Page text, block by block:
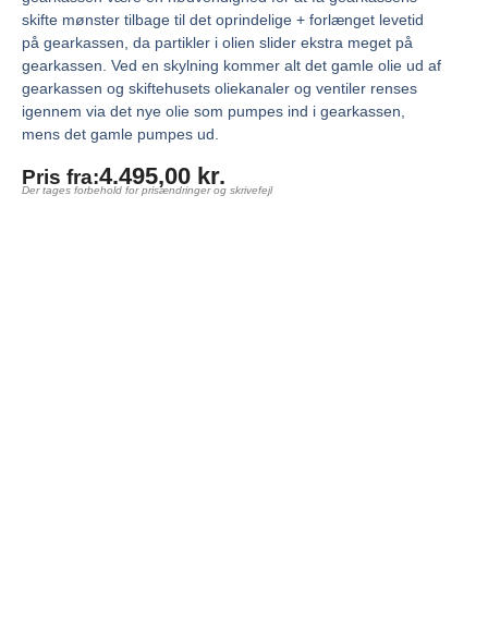
skifte mønster tilbage til det oprindelige + forlænget levetid
på gearkassen, da partikler i olien slider ekstra meget på
gearkassen. Ved en skylning kommer alt det gamle olie ud af
gearkassen og skiftehusets oliekanaler og ventiler renses
igennem via det nye olie som pumpes ind i gearkassen,
mens det gamle pumpes ud.
Pris fra:4.495,00 kr.
Der tages forbehold for prisændringer og skrivefejl